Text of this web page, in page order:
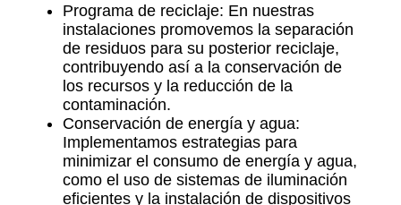
Programa de reciclaje: En nuestras
instalaciones promovemos la separación
de residuos para su posterior reciclaje,
contribuyendo así a la conservación de
los recursos y la reducción de la
contaminación.
Conservación de energía y agua:
Implementamos estrategias para
minimizar el consumo de energía y agua,
como el uso de sistemas de iluminación
eficientes y la instalación de dispositivos